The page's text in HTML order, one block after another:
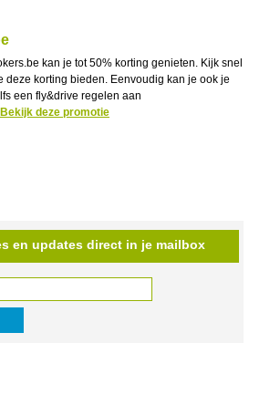
kan je tot 50% korting genieten. Kijk snel
deze korting bieden. Eenvoudig kan je ook je
een fly&drive regelen aan
deze promotie
en updates direct in je mailbox